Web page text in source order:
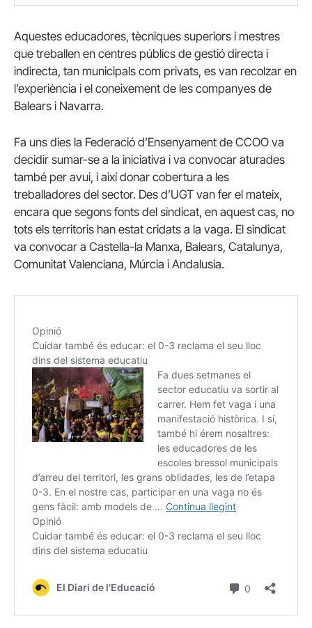
Aquestes educadores, tècniques superiors i mestres
que treballen en centres públics de gestió directa i
indirecta, tan municipals com privats, es van recolzar en
l’experiència i el coneixement de les companyes de
Balears i Navarra.
Fa uns dies la Federació d’Ensenyament de CCOO va
decidir sumar-se a la iniciativa i va convocar aturades
també per avui, i així donar cobertura a les
treballadores del sector. Des d’UGT van fer el mateix,
encara que segons fonts del sindicat, en aquest cas, no
tots els territoris han estat cridats a la vaga. El sindicat
va convocar a Castella-la Manxa, Balears, Catalunya,
Comunitat Valenciana, Múrcia i Andalusia.